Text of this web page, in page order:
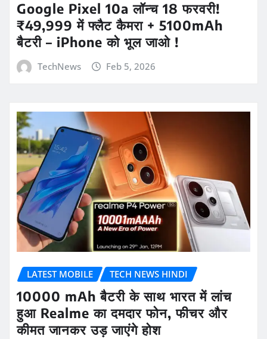
Google Pixel 10a लॉन्च 18 फरवरी!
₹49,999 में फ्लैट कैमरा + 5100mAh
बैटरी – iPhone को भूल जाओ !
TechNews Feb 5, 2026
LATEST MOBILE TECH NEWS HINDI
10000 mAh बैटरी के साथ भारत में लांच
हुआ Realme का दमदार फोन, फीचर और
कीमत जानकर उड़ जाएंगे होश